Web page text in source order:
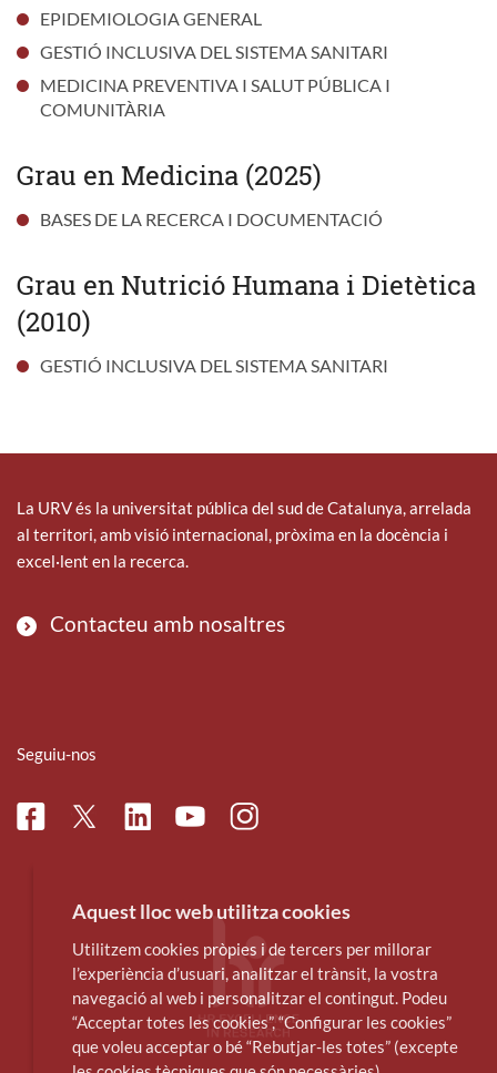
EPIDEMIOLOGIA GENERAL
GESTIÓ INCLUSIVA DEL SISTEMA SANITARI
MEDICINA PREVENTIVA I SALUT PÚBLICA I
COMUNITÀRIA
Grau en Medicina (2025)
BASES DE LA RECERCA I DOCUMENTACIÓ
Grau en Nutrició Humana i Dietètica
(2010)
GESTIÓ INCLUSIVA DEL SISTEMA SANITARI
La URV és la universitat pública del sud de Catalunya, arrelada
al territori, amb visió internacional, pròxima en la docència i
excel·lent en la recerca.
Contacteu amb nosaltres
Seguiu-nos
FacebookTwitterLinkedinYoutubeInstagram
Aquest lloc web utilitza cookies
Utilitzem cookies pròpies i de tercers per millorar
l’experiència d’usuari, analitzar el trànsit, la vostra
navegació al web i personalitzar el contingut. Podeu
“Acceptar totes les cookies”, “Configurar les cookies”
que voleu acceptar o bé “Rebutjar-les totes” (excepte